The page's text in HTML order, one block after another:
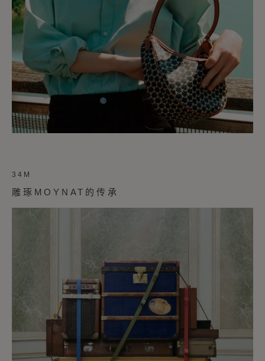
34M
雕琢MOYNAT的传承